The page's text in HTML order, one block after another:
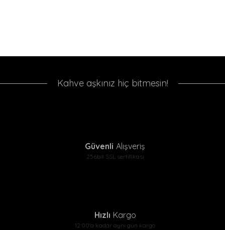
Kahve aşkınız hiç bitmesin!
Güvenli Alışveriş
256bit SSL sertifikası
Hızlı Kargo
12:00'a kadar aynı gün kargo